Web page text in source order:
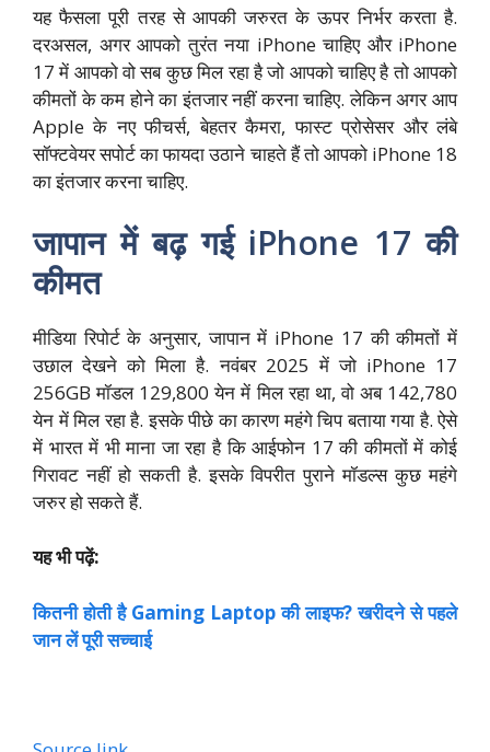
यह फैसला पूरी तरह से आपकी जरुरत के ऊपर निर्भर करता है.
दरअसल, अगर आपको तुरंत नया iPhone चाहिए और iPhone
17 में आपको वो सब कुछ मिल रहा है जो आपको चाहिए है तो आपको
कीमतों के कम होने का इंतजार नहीं करना चाहिए. लेकिन अगर आप
Apple के नए फीचर्स, बेहतर कैमरा, फास्ट प्रोसेसर और लंबे
सॉफ्टवेयर सपोर्ट का फायदा उठाने चाहते हैं तो आपको iPhone 18
का इंतजार करना चाहिए.
जापान में बढ़ गई iPhone 17 की
कीमत
मीडिया रिपोर्ट के अनुसार, जापान में iPhone 17 की कीमतों में
उछाल देखने को मिला है. नवंबर 2025 में जो iPhone 17
256GB मॉडल 129,800 येन में मिल रहा था, वो अब 142,780
येन में मिल रहा है. इसके पीछे का कारण महंगे चिप बताया गया है. ऐसे
में भारत में भी माना जा रहा है कि आईफोन 17 की कीमतों में कोई
गिरावट नहीं हो सकती है. इसके विपरीत पुराने मॉडल्स कुछ महंगे
जरुर हो सकते हैं.
यह भी पढ़ें:
कितनी होती है Gaming Laptop की लाइफ? खरीदने से पहले
जान लें पूरी सच्चाई